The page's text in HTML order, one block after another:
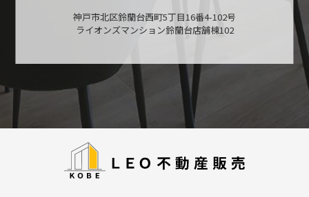
神戸市北区鈴蘭台西町5丁目16番4-102号
ライオンズマンション鈴蘭台店舗棟102